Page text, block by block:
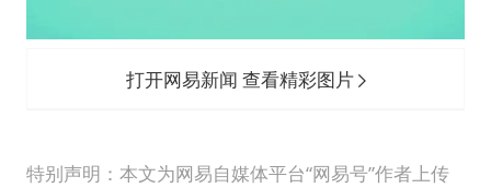
打开网易新闻 查看精彩图片
特别声明：本文为网易自媒体平台“网易号”作者上传